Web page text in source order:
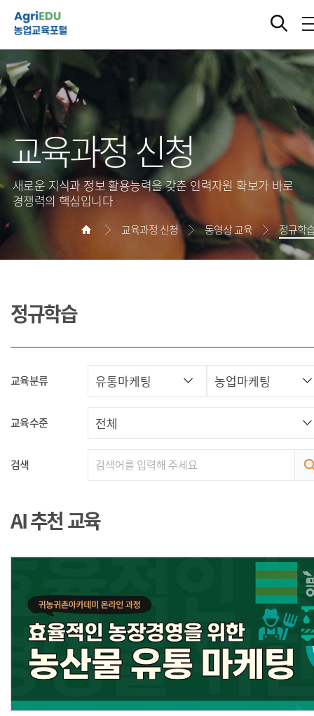
교육과정 신청
새로운 지식과 정보 활용능력을 갖춘 인력자원 확보가 바로
경쟁력의 핵심입니다
교육과정 신청 동영상 교육 정규학
정규학습
교육분류
교육수준
검색
AI 추천 교육